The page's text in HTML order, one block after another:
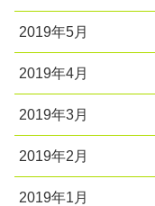
2019年5月
2019年4月
2019年3月
2019年2月
2019年1月